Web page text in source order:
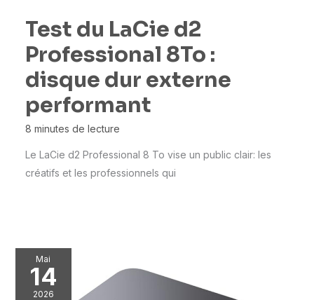
Test du LaCie d2
Professional 8To :
disque dur externe
performant
8 minutes de lecture
Le LaCie d2 Professional 8 To vise un public clair: les
créatifs et les professionnels qui
Mai
14
2026